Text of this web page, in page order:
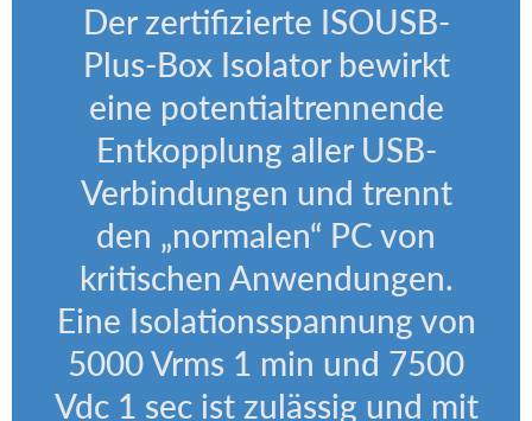
Der zertifizierte ISOUSB-
Plus-Box Isolator bewirkt
eine potentialtrennende
Entkopplung aller USB-
Verbindungen und trennt
den „normalen“ PC von
kritischen Anwendungen.
Eine Isolationsspannung von
5000 Vrms 1 min und 7500
Vdc 1 sec ist zulässig und mit